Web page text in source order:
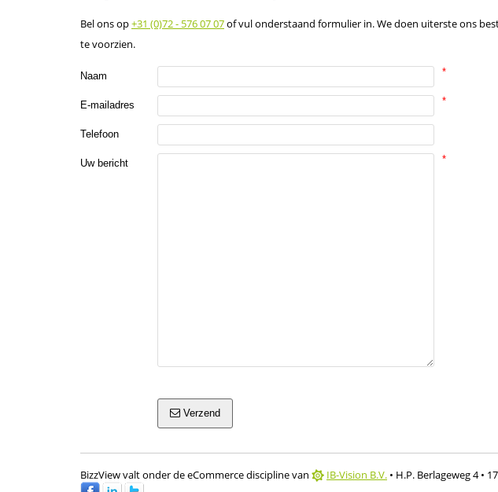
Bel ons op+31 (0)72 - 576 07 07of vul onderstaand formulier in. We doen uiterste ons
te voorzien.
Naam
E-mailadres
Telefoon
Uw bericht
Verzend
BizzView valt onder de eCommerce discipline van IB-Vision B.V. • H.P. Berlageweg 4 •